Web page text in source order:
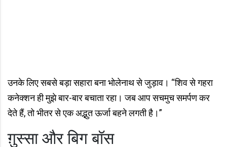
उनके लिए सबसे बड़ा सहारा बना भोलेनाथ से जुड़ाव। “शिव से गहरा
कनेक्शन ही मुझे बार-बार बचाता रहा। जब आप सचमुच समर्पण कर
देते हैं, तो भीतर से एक अद्भुत ऊर्जा बहने लगती है।”
ग़ुस्सा और बिग बॉस